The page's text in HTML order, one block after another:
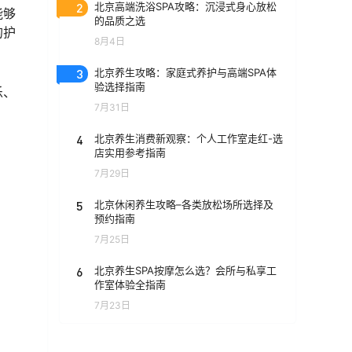
够
2
北京高端洗浴SPA攻略：沉浸式身心放松
的品质之选
8月4日
3
北京养生攻略：家庭式养护与高端SPA体
验选择指南
7月31日
4
北京养生消费新观察：个人工作室走红-选
店实用参考指南
7月29日
5
北京休闲养生攻略–各类放松场所选择及
预约指南
7月25日
6
北京养生SPA按摩怎么选？会所与私享工
作室体验全指南
7月23日